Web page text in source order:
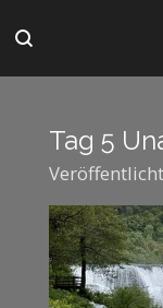
Hauptinhalt
springen
Tag 5